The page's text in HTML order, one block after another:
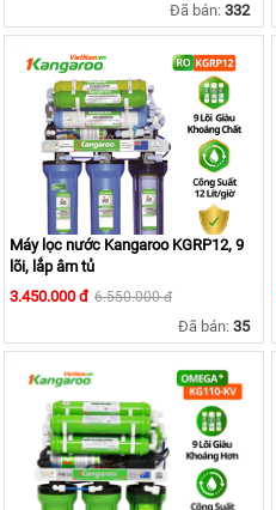
LẠNH
KANGAROO
NƯỚC
NÓNG
LẠNH
KANGAROO
NƯỚC
KANGAROO
LINH
LỌC
TỔNG,
ĐẦU
NGUỒN,
CÔNG
NGHIỆP
Đã bán: 332
Máy lọc nước Kangaroo KGRP12, 9
lõi, lắp âm tủ
3.450.000 đ 6.550.000 đ
Đã bán: 35